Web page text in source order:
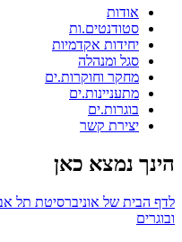
אודות
סטודנטים.ות
יחידות אקדמיות
סגל ומנהלה
מחקר וחוקרות.ים
מתעניינות.ים
בוגרות.ים
יצירת קשר
הינך נמצא כאן
לדף הבית של אוניברסיטת תל
ובוגרים